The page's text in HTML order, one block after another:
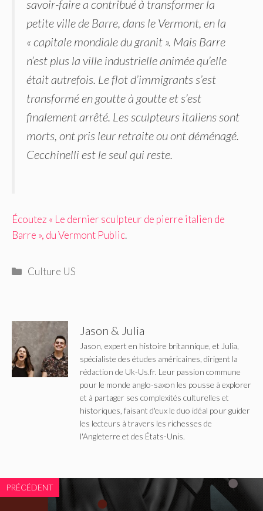
savoir-faire a contribué à transformer la
petite ville de Barre, dans le Vermont, en la
« capitale mondiale du granit ». Mais Barre
n’est plus la ville industrielle animée qu’elle
était autrefois. Le flot d’immigrants s’est
transformé en goutte à goutte et s’est
finalement arrêté. Les sculpteurs italiens sont
morts, ont pris leur retraite ou ont déménagé.
Cecchinelli est le seul qui reste.
Écoutez « Le dernier sculpteur de pierre italien de
Barre », du Vermont Public.
Catégories
Culture US
Jason & Julia
Jason, expert en histoire britannique, et Julia,
spécialiste des études américaines, dirigent la
rédaction de Uk-Us.fr. Leur passion commune
pour le monde anglo-saxon les pousse à explorer
et à partager ses complexités culturelles et
historiques, faisant d'eux le duo idéal pour guider
les lecteurs à travers les richesses de
l'Angleterre et des États-Unis.
PRÉCÉDENT